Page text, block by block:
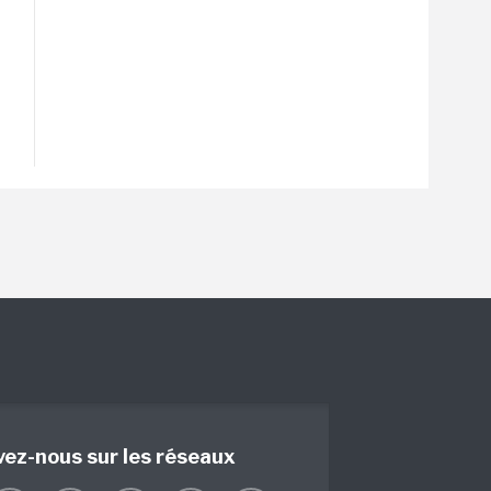
nous sur les réseaux